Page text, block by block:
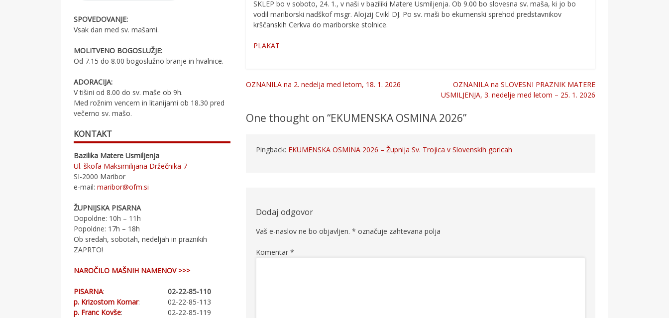
SKLEP bo v soboto, 24. 1., v naši v baziliki Matere Usmiljenja. Ob 9.00 bo slovesna sv. maša, ki jo bo
vodil mariborski nadškof msgr. Alojzij Cvikl DJ. Po sv. maši bo ekumenski sprehod predstavnikov
krščanskih Cerkva do mariborske stolnice.
PLAKAT
prispevka
OZNANILA na 2. nedelja med letom, 18. 1. 2026
OZNANILA na SLOVESNI PRAZNIK MATERE
USMILJENJA, 3. nedelje med letom – 25. 1. 2026
One thought on “EKUMENSKA OSMINA 2026”
Pingback: EKUMENSKA OSMINA 2026 – Župnija Sv. Trojica v Slovenskih goricah
Dodaj odgovor
Vaš e-naslov ne bo objavljen. * označuje zahtevana polja
Komentar *
SPOVEDOVANJE:
Vsak dan med sv. mašami.
MOLITVENO BOGOSLUŽJE:
Od 7.15 do 8.00 bogoslužno branje in hvalnice.
ADORACIJA:
V tišini od 8.00 do sv. maše ob 9h.
Med rožnim vencem in litanijami ob 18.30 pred
večerno sv. mašo.
KONTAKT
Bazilika Matere Usmiljenja
Ul. škofa Maksimilijana Držečnika 7
SI-2000 Maribor
e-mail:maribor@ofm.si
ŽUPNIJSKA PISARNA
Dopoldne: 10h – 11h
Popoldne: 17h – 18h
Ob sredah, sobotah, nedeljah in praznikih
ZAPRTO!
NAROČILO MAŠNIH NAMENOV >>>
PISARNA:
02-22-85-110
p. Krizostom Komar:
02-22-85-113
p. Franc Kovše:
02-22-85-119